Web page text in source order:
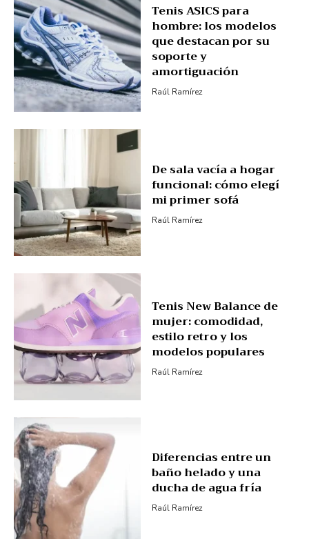
Tenis ASICS para
hombre: los modelos
que destacan por su
soporte y
amortiguación
Raúl Ramírez
De sala vacía a hogar
funcional: cómo elegí
mi primer sofá
Raúl Ramírez
Tenis New Balance de
mujer: comodidad,
estilo retro y los
modelos populares
Raúl Ramírez
Diferencias entre un
baño helado y una
ducha de agua fría
Raúl Ramírez